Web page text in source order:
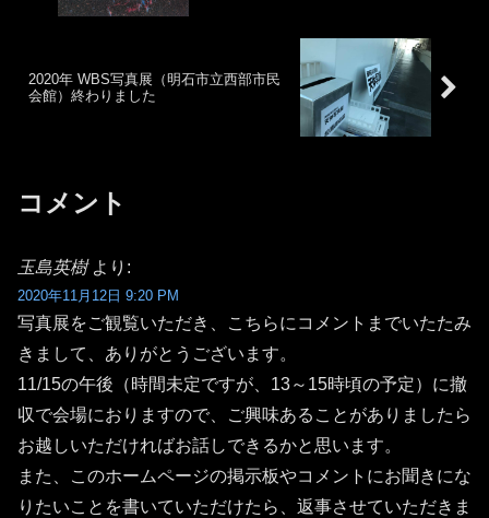
2020年 WBS写真展（明石市立西部市民
会館）終わりました
コメント
玉島英樹 より:
2020年11月12日 9:20 PM
写真展をご観覧いただき、こちらにコメントまでいたたみ
きまして、ありがとうございます。
11/15の午後（時間未定ですが、13～15時頃の予定）に撤
収で会場におりますので、ご興味あることがありましたら
お越しいただければお話しできるかと思います。
また、このホームページの掲示板やコメントにお聞きにな
りたいことを書いていただけたら、返事させていただきま